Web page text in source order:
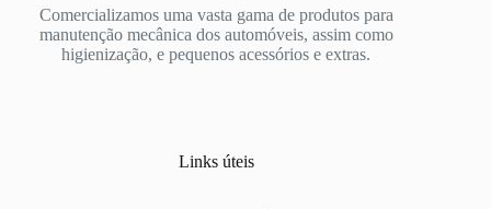
Comercializamos uma vasta gama de produtos para
manutenção mecânica dos automóveis, assim como
higienização, e pequenos acessórios e extras.
Links úteis